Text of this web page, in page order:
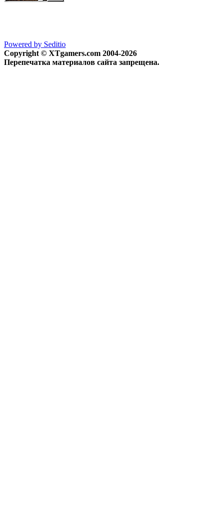
Powered by Seditio
Copyright © XTgamers.com 2004-2026
Перепечатка материалов сайта запрещена.